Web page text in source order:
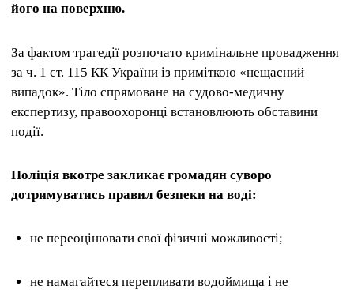
його на поверхню.
За фактом трагедії розпочато кримінальне провадження
за ч. 1 ст. 115 КК України із приміткою «нещасний
випадок». Тіло спрямоване на судово-медичну
експертизу, правоохоронці встановлюють обставини
події.
Поліція вкотре закликає громадян суворо
дотримуватись правил безпеки на воді:
не переоцінювати свої фізичні можливості;
не намагайтеся перепливати водоймища і не